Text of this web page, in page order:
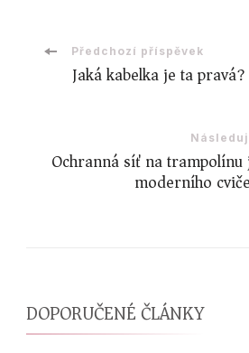
Navigace
Předchozí příspěvek
Jaká kabelka je ta pravá?
Ochranná síť na trampolínu
moderního
DOPORUČENÉ ČLÁNKY